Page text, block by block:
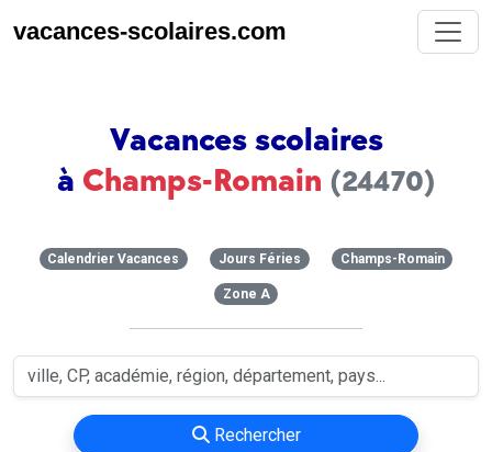
vacances-scolaires.com
Vacances scolaires
à Champs-Romain (24470)
Calendrier Vacances Jours Féries Champs-Romain
Zone A
Rechercher